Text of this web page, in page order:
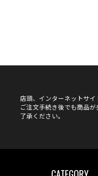
店頭、インターネットサイ
ご注文手続き後でも商品
了承ください。